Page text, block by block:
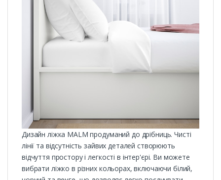
Дизайн ліжка MALM продуманий до дрібниць. Чисті
лінії та відсутність зайвих деталей створюють
відчуття простору і легкості в інтер'єрі. Ви можете
вибрати ліжко в різних кольорах, включаючи білий,